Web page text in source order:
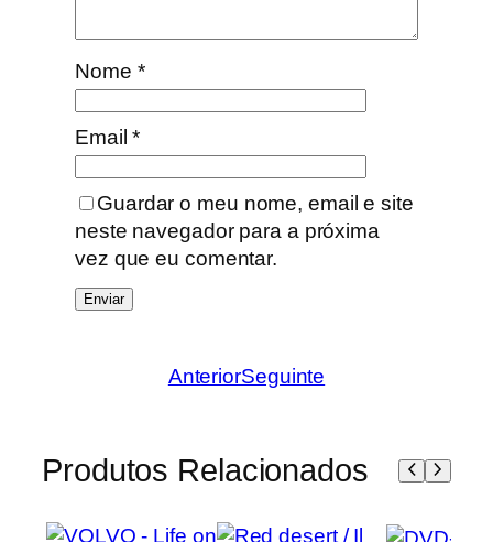
Nome *
Email*
Guardar o meu nome, email e site
neste navegador para a próxima
vez que eu comentar.
AnteriorSeguinte
Produtos Relacionados